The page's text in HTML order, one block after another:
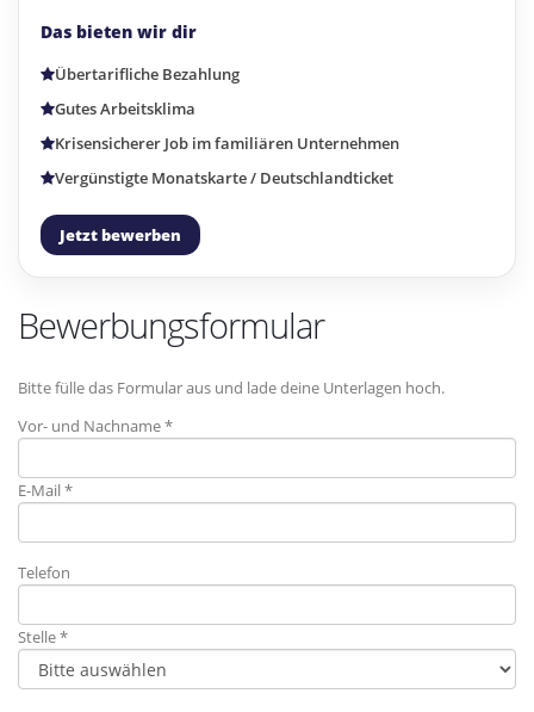
Das bieten wir dir
Übertarifliche Bezahlung
Gutes Arbeitsklima
Krisensicherer Job im familiären Unternehmen
Vergünstigte Monatskarte / Deutschlandticket
Jetzt bewerben
Bewerbungsformular
Bitte fülle das Formular aus und lade deine Unterlagen hoch.
Vor- und Nachname *
E-Mail *
Telefon
Stelle *